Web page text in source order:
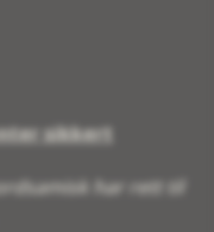
sikkert
har rett til